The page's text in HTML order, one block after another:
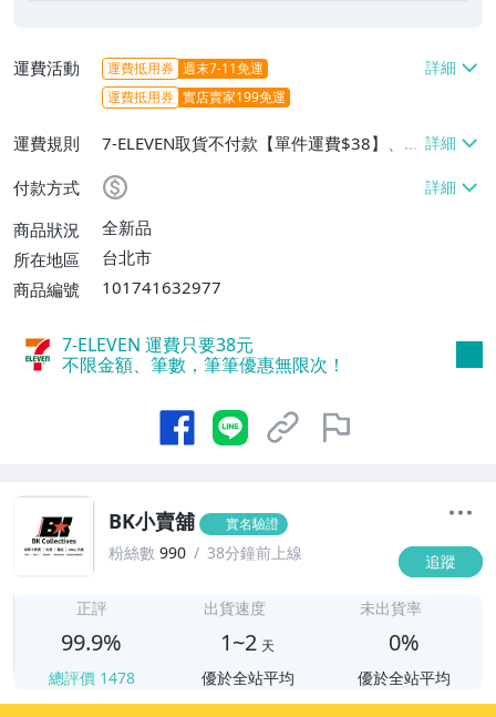
運費活動 運費抵用券 週末7-11免運
運費抵用券 實店賣家199免運
運費規則
7-ELEVEN取貨不付款【單件運費$38】、郵
局掛號【單件運費$70、滿50件或消費滿$6
000免運費】
付款方式
商品狀況
全新品
所在地區
台北市
商品編號
101741632977
7-ELEVEN 運費只要38元
不限金額、筆數，筆筆優惠無限次！
BK小賣舖 實名驗證
粉絲數 990 38分鐘前上線 追蹤
正評
99.9%
總評價 1478
出貨速度
1~2 天
優於全站平均
未出貨率
0%
優於全站平均